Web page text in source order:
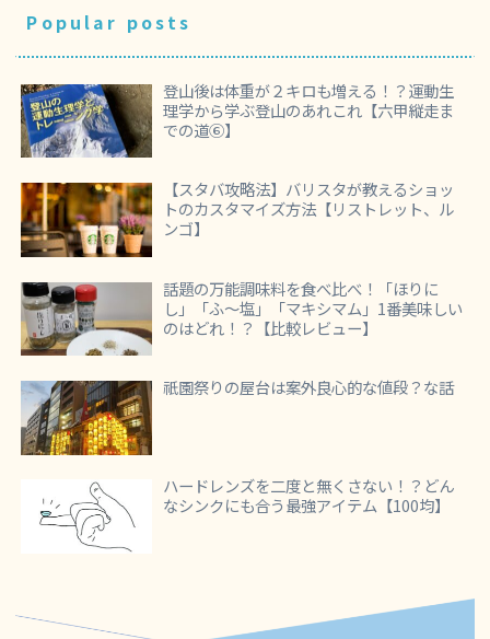
Popular posts
登山後は体重が２キロも増える！？運動生
理学から学ぶ登山のあれこれ【六甲縦走ま
での道⑥】
【スタバ攻略法】バリスタが教えるショッ
トのカスタマイズ方法【リストレット、ル
ンゴ】
話題の万能調味料を食べ比べ！「ほりに
し」「ふ～塩」「マキシマム」1番美味しい
のはどれ！？【比較レビュー】
祇園祭りの屋台は案外良心的な値段？な話
ハードレンズを二度と無くさない！？どん
なシンクにも合う最強アイテム【100均】